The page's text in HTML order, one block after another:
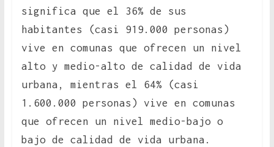
significa que el 36% de sus
habitantes (casi 919.000 personas)
vive en comunas que ofrecen un nivel
alto y medio-alto de calidad de vida
urbana, mientras el 64% (casi
1.600.000 personas) vive en comunas
que ofrecen un nivel medio-bajo o
bajo de calidad de vida urbana.